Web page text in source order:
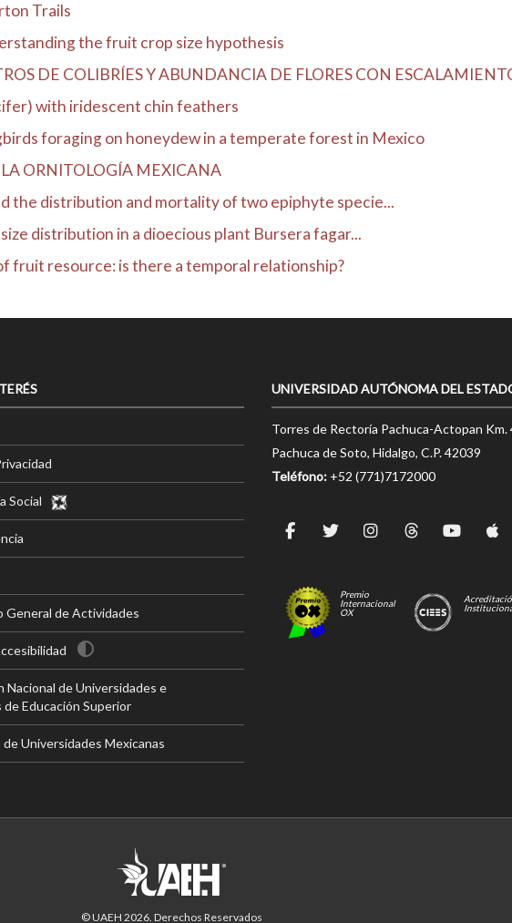
Trails
the fruit crop size hypothesis
DE COLIBRÍES Y ABUNDANCIA DE FLORES CON
with iridescent chin feathers
foraging on honeydew in a temperate forest in Mexico
ORNITOLOGÍA MEXICANA
the distribution and mortality of two epiphyte specie...
distribution in a dioecious plant Bursera fagar...
fruit resource: is there a temporal relationship?
Social
General de Actividades
Nacional de Universidades e
Educación Superior
Universidades Mexicanas
UNIVERSIDAD AUTÓNOMA DEL
Torres de Rectoría Pachuca-Actopan Km.
Pachuca de Soto, Hidalgo, C.P. 42039
Teléfono: +52 (771)7172000
Premio
Internacional
OX
© UAEH 2026. Derechos Reservados